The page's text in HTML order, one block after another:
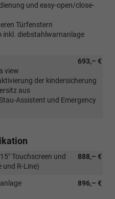
und easy-open/close-
Türfenstern
inkl. diebstahlwarnanlage
693,– €
view
der kindersicherung
aus
Assistent und Emergency
888,– €
Touchscreen und
und R-Line)
896,– €